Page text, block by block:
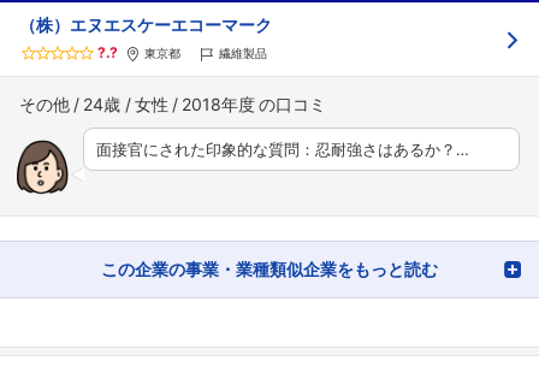
（株）エヌエスケーエコーマーク
?.? 東京都 繊維製品
その他 24歳 女性 2018年度
面接官にされた印象的な質問：忍耐強さはあるか？…
この企業の事業・業種類似企業をもっと読む